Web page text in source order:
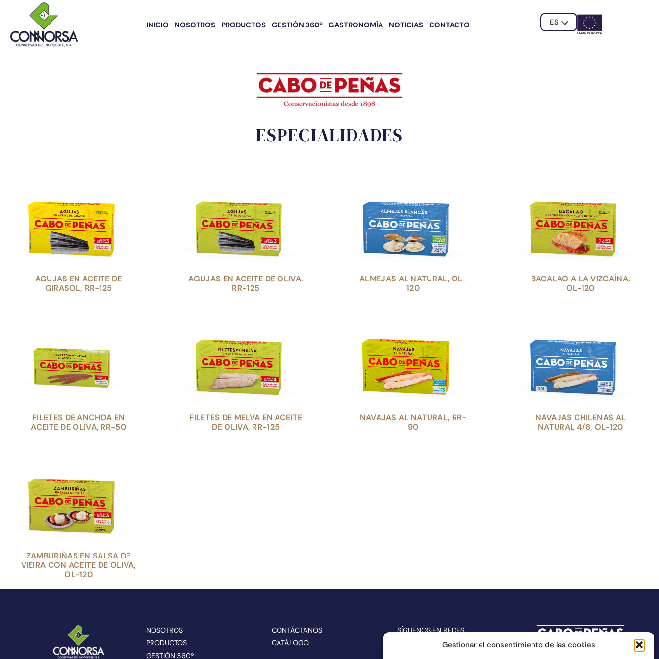
Gestionar el consentimiento de las cookies
INICIO NOSOTROS PRODUCTOS GESTIÓN 360º GASTRONOMÍA NOTICIAS CONTACTO ES
UNIÓN EUROPEA
ESPECIALIDADES
AGUJAS EN ACEITE DE
GIRASOL, RR-125
AGUJAS EN ACEITE DE OLIVA,
RR-125
ALMEJAS AL NATURAL, OL-
120
BACALAO A LA VIZCAÍNA,
OL-120
FILETES DE ANCHOA EN
ACEITE DE OLIVA, RR-50
FILETES DE MELVA EN ACEITE
DE OLIVA, RR-125
NAVAJAS AL NATURAL, RR-
90
NAVAJAS CHILENAS AL
NATURAL 4/6, OL-120
ZAMBURIÑAS EN SALSA DE
VIEIRA CON ACEITE DE OLIVA,
OL-120
NOSOTROS
PRODUCTOS
GESTIÓN 360º
CONTÁCTANOS
CATÁLOGO
SÍGUENOS EN REDES